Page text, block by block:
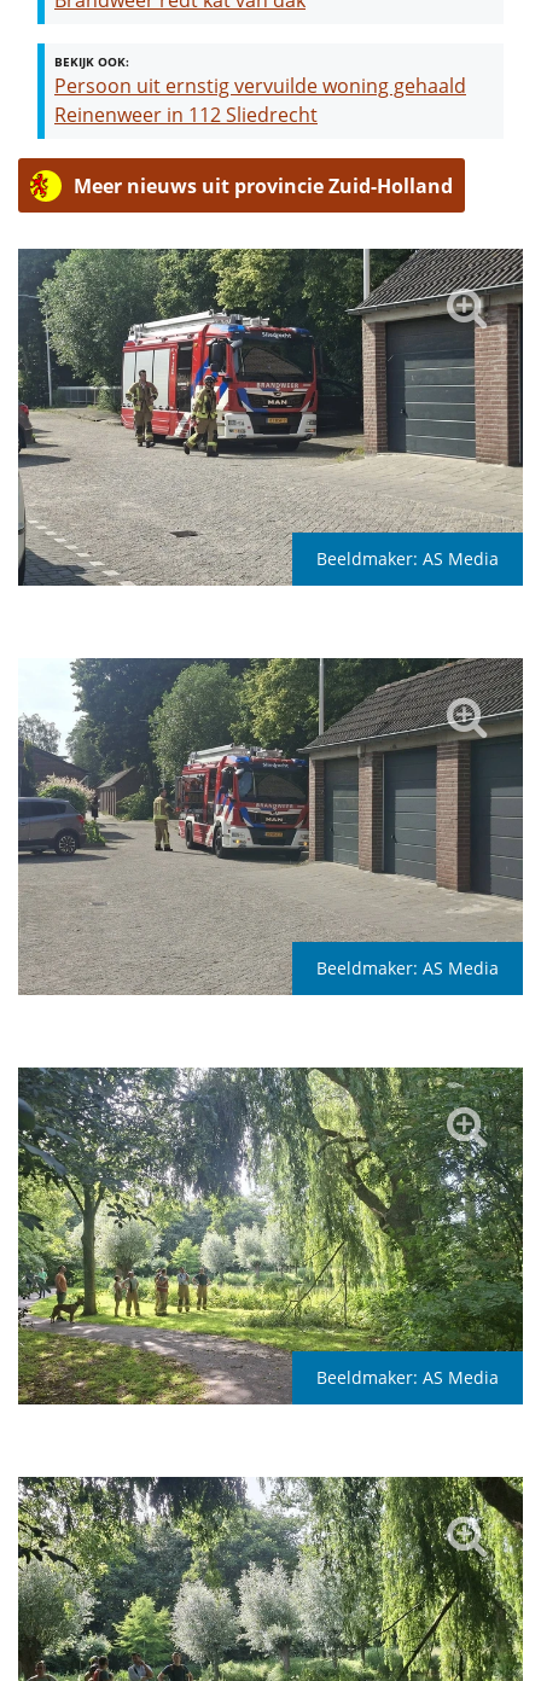
BEKIJK OOK:
Persoon uit ernstig vervuilde woning gehaald
Reinenweer in 112 Sliedrecht
Meer nieuws uit provincie Zuid-Holland
Beeldmaker: AS Media
Beeldmaker: AS Media
Beeldmaker: AS Media